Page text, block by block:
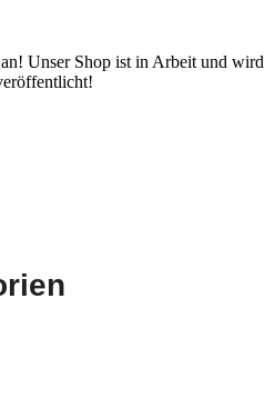
Unser Shop ist in Arbeit und wird